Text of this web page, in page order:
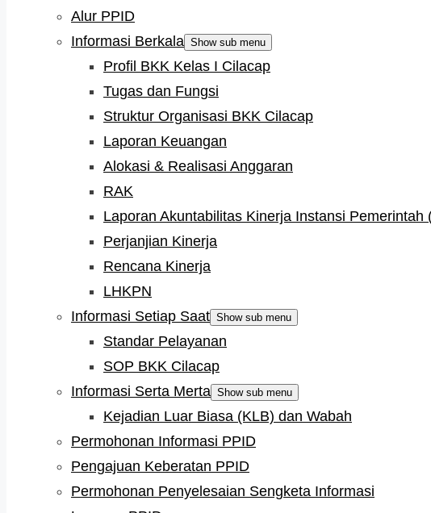
Alur PPID
Informasi Berkala Show sub menu
Profil BKK Kelas I Cilacap
Tugas dan Fungsi
Struktur Organisasi BKK Cilacap
Laporan Keuangan
Alokasi & Realisasi Anggaran
RAK
Laporan Akuntabilitas Kinerja Instansi Pemerintah
Perjanjian Kinerja
Rencana Kinerja
LHKPN
Informasi Setiap Saat Show sub menu
Standar Pelayanan
SOP BKK Cilacap
Informasi Serta Merta Show sub menu
Kejadian Luar Biasa (KLB) dan Wabah
Permohonan Informasi PPID
Pengajuan Keberatan PPID
Permohonan Penyelesaian Sengketa Informasi